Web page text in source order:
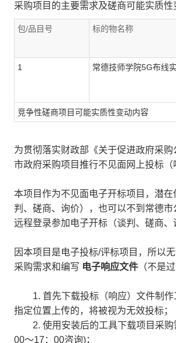
采购项目的主要需求及磋商可能实质性
包/品目号 标的物名称
1 常德技师学院5G布线
竞争性磋商项目可能实质性变动内容
为贯彻落实财政部《关于促进政府采
市政府采购项目推行不见面网上投标
本项目作为不见面电子开标项目，潜
判、磋商、询价），也可以不到常德
远程登录参加电子开标（谈判、磋商
因本项目是电子投标/评标项目，所以
采购需求和编写 电子响应文件 （不是
1. 首先下载投标（响应）文件制作
指定位置上传的，将被视为无效投标；
2. 使用安装后的工具下载项目采购
00～17：00咨询)；